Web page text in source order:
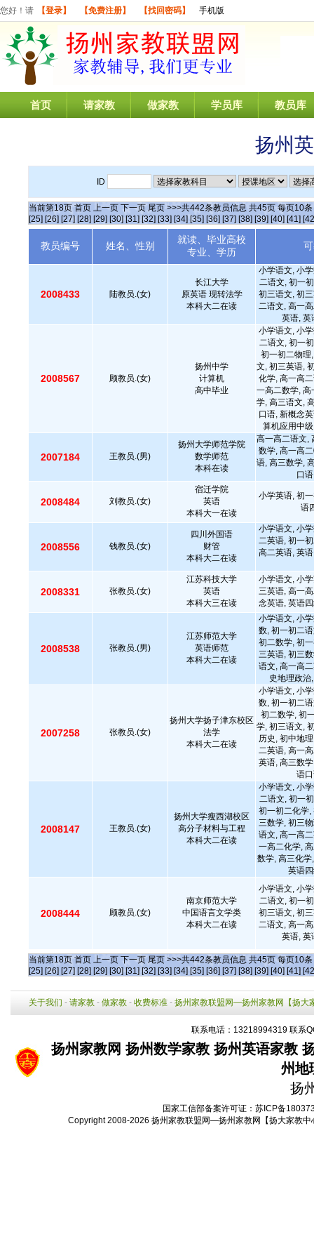
您好！请 【登录】 【免费注册】 【找回密码】 手机版
首页 请家教 做家教 学员库 教员库
扬州
ID
当前第18页 首页 上一页 下一页 尾页 >>>共442条教员信息 共45页 每页10条
[25] [26] [27] [28] [29] [30] [31] [32] [33] [34] [35] [36] [37] [38] [39] [40] [41]
教员编号 姓名、性别
就读、毕业高校
专业、学历
2008433 陆教员.(女)
长江大学
原英语 现转法学
本科大二在读
小学语文, 小
二语文, 初一
初三语文, 初
二语文, 高一
英语, 英
2008567 顾教员.(女)
扬州中学
计算机
高中毕业
小学语文, 小
二语文, 初一
初一初二物理
文, 初三英语,
化学, 高一高
一高二数学, 高
学, 高三语文,
口语, 新概念
算机应用中
2007184 王教员.(男)
扬州大学师范学院
数学师范
本科在读
高一高二语文,
数学, 高一高
语, 高三数学,
口
2008484 刘教员.(女)
宿迁学院
英语
本科大一在读
小学英语, 初
语
2008556 钱教员.(女)
四川外国语
财管
本科大二在读
小学语文, 小
二英语, 初一
高二英语, 英
2008331 张教员.(女)
江苏科技大学
英语
本科大三在读
小学语文, 小
三英语, 高一
念英语, 英语
2008538 张教员.(男)
江苏师范大学
英语师范
本科大二在读
小学语文, 小
数, 初一初二
初二数学, 初
三英语, 初三
语文, 高一高
史地理政治
2007258 张教员.(女)
扬州大学扬子津东校区
法学
本科大二在读
小学语文, 小
数, 初一初二
初二数学, 初
学, 初三语文,
历史, 初中地
二英语, 高一
英语, 高三数
语
2008147 王教员.(女)
扬州大学瘦西湖校区
高分子材料与工程
本科大二在读
小学语文, 小
二语文, 初一
初一初二化学,
三数学, 初三
语文, 高一高
一高二化学,
数学, 高三化
英语
2008444 顾教员.(女)
南京师范大学
中国语言文学类
本科大二在读
小学语文, 小
二语文, 初一
初三语文, 初
二语文, 高一
英语, 英
当前第18页 首页 上一页 下一页 尾页 >>>共442条教员信息 共45页 每页10条
[25] [26] [27] [28] [29] [30] [31] [32] [33] [34] [35] [36] [37] [38] [39] [40] [41]
关于我们 - 请家教 - 做家教 - 收费标准 - 扬州家教联盟网—扬州家教网【扬大
联系电话：13218994319 联系
扬州家教网 扬州数学家教 扬州英语家教
州地
扬
国家工信部备案许可证： 苏ICP备
Copyright 2008-2026 扬州家教联盟网—扬州家教网【扬大家教